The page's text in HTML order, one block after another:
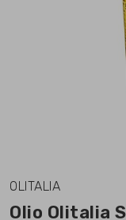
OLITALIA
Olio Olitalia